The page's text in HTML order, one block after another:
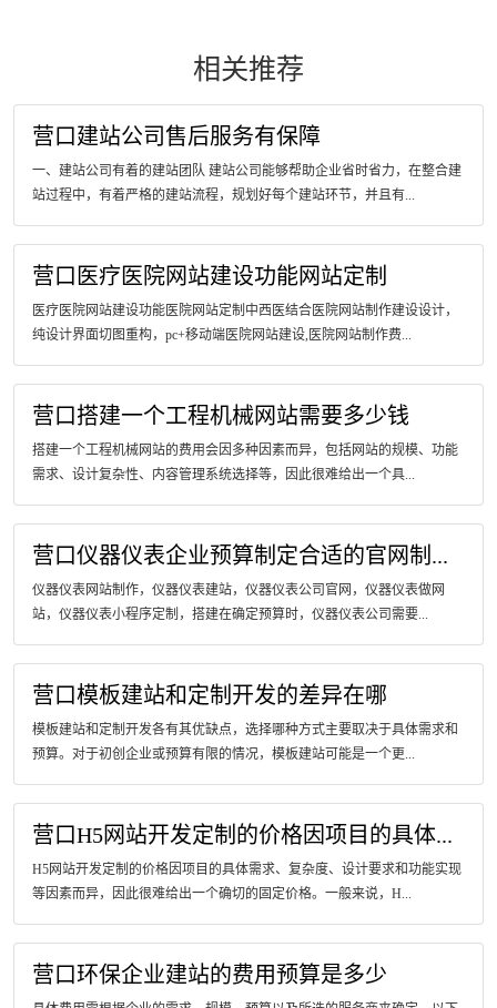
相关推荐
营口建站公司售后服务有保障
一、建站公司有着的建站团队 建站公司能够帮助企业省时省力，在整合建
站过程中，有着严格的建站流程，规划好每个建站环节，并且有...
营口医疗医院网站建设功能网站定制
医疗医院网站建设功能医院网站定制中西医结合医院网站制作建设设计，
纯设计界面切图重构，pc+移动端医院网站建设,医院网站制作费...
营口搭建一个工程机械网站需要多少钱
搭建一个工程机械网站的费用会因多种因素而异，包括网站的规模、功能
需求、设计复杂性、内容管理系统选择等，因此很难给出一个具...
营口仪器仪表企业预算制定合适的官网制...
仪器仪表网站制作，仪器仪表建站，仪器仪表公司官网，仪器仪表做网
站，仪器仪表小程序定制，搭建在确定预算时，仪器仪表公司需要...
营口模板建站和定制开发的差异在哪
模板建站和定制开发各有其优缺点，选择哪种方式主要取决于具体需求和
预算。对于初创企业或预算有限的情况，模板建站可能是一个更...
营口H5网站开发定制的价格因项目的具体...
H5网站开发定制的价格因项目的具体需求、复杂度、设计要求和功能实现
等因素而异，因此很难给出一个确切的固定价格。一般来说，H...
营口环保企业建站的费用预算是多少